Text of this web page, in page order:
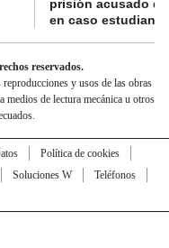
prisión acusado
en caso
reservados.
y usos de las obras
medios de lectura mecánica u otros
Política de cookies
Soluciones W
Teléfonos